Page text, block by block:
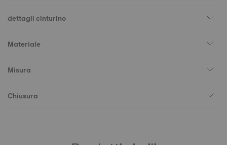
dettagli cinturino
Materiale
Misura
Chiusura